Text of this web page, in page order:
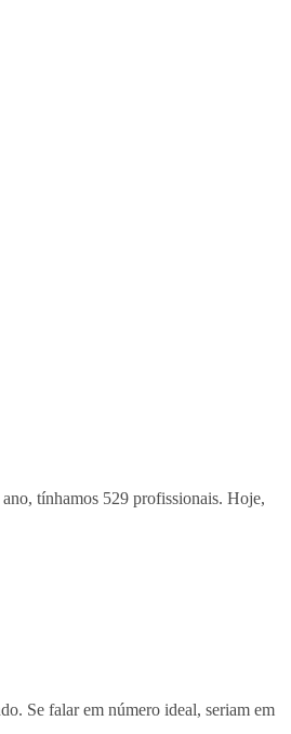
tínhamos 529 profissionais. Hoje,
Se falar em número ideal, seriam em